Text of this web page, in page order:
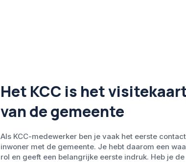
Het KCC is het
van de gemeente
Als KCC-medewerker ben je vaak het eerste
inwoner met de gemeente. Je hebt daarom een
rol en geeft een belangrijke eerste indruk. Heb je de